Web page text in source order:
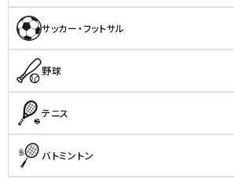
サッカー・フットサル
野球
テニス
バトミントン